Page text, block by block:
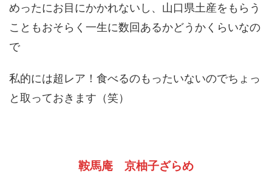
めったにお目にかかれないし、山口県土産をもらう
こともおそらく一生に数回あるかどうかくらいなの
で
私的には超レア！食べるのもったいないのでちょっ
と取っておきます（笑）
鞍馬庵 京柚子ざらめ